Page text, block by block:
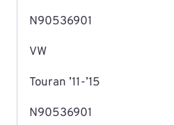
N90536901
VW
Touran ’11-’15
N90536901